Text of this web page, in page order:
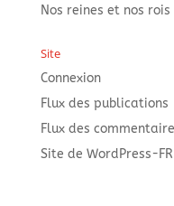
Nos reines et nos rois
Site
Connexion
Flux des publications
Flux des
Site de WordPress-FR